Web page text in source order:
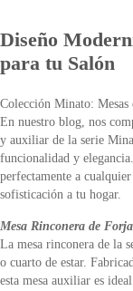
Diseño
para tu Salón
Colección Minato:
En nuestro blog, nos
y auxiliar de la serie
funcionalidad y
perfectamente a
sofisticación a tu hogar.
Mesa Rinconera de
La mesa rinconera de la
o cuarto de estar.
esta mesa auxiliar es